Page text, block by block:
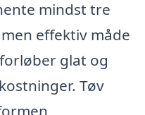
mindst tre
effektiv måde
glat og
Tøv